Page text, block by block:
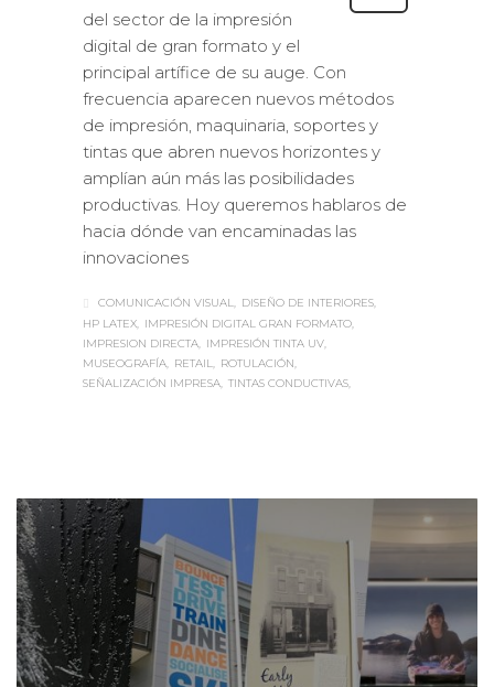
del sector de la impresión
digital de gran formato y el
principal artífice de su auge. Con
frecuencia aparecen nuevos métodos
de impresión, maquinaria, soportes y
tintas que abren nuevos horizontes y
amplían aún más las posibilidades
productivas. Hoy queremos hablaros de
hacia dónde van encaminadas las
innovaciones
COMUNICACIÓN VISUAL
DISEÑO DE INTERIORES
HP LATEX
IMPRESIÓN DIGITAL GRAN FORMATO
IMPRESION DIRECTA
IMPRESIÓN TINTA UV
MUSEOGRAFÍA
RETAIL
ROTULACIÓN
SEÑALIZACIÓN IMPRESA TINTAS CONDUCTIVAS